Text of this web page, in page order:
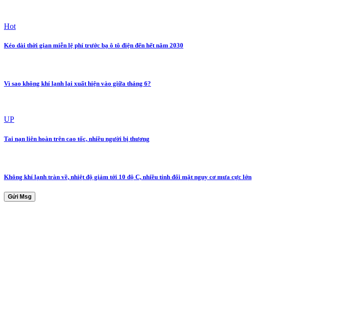
Hot
Kéo dài thời gian miễn lệ phí trước bạ ô tô điện đến hết năm 2030
Vì sao không khí lạnh lại xuất hiện vào giữa tháng 6?
UP
Tai nạn liên hoàn trên cao tốc, nhiều người bị thương
Không khí lạnh tràn về, nhiệt độ giảm tới 10 độ C, nhiều tỉnh đối mặt nguy cơ mưa cực lớn
Gửi Msg